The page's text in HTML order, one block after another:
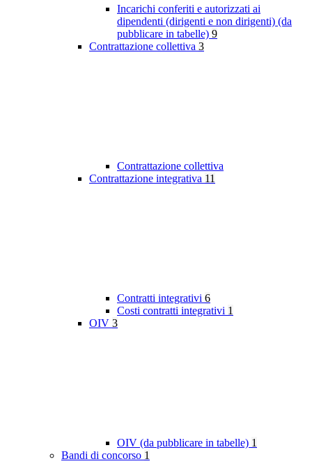
Incarichi conferiti e autorizzati ai
dipendenti (dirigenti e non dirigenti) (da
pubblicare in tabelle) 9
Contrattazione collettiva 3
Contrattazione collettiva
Contrattazione integrativa 11
Contratti integrativi 6
Costi contratti integrativi 1
OIV 3
OIV (da pubblicare in tabelle) 1
Bandi di concorso 1